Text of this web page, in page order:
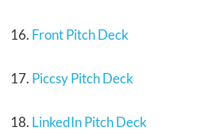
Front Pitch Deck
Piccsy Pitch Deck
LinkedIn Pitch Deck